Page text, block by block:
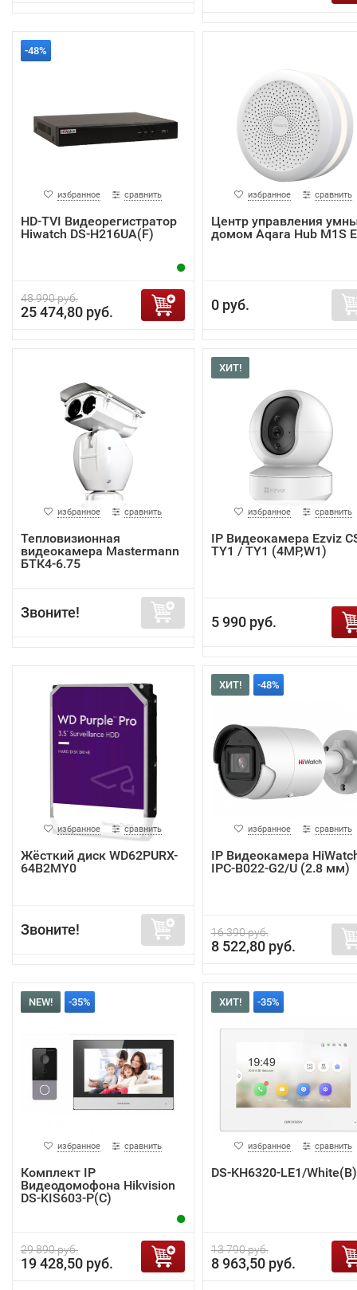
-48%
избранное сравнить
HD-TVI Видеорегистратор
Hiwatch DS-H216UA(F)
48 990 руб.
25 474,80 руб.
избранное сравнить
Центр управления
домом Aqara Hub M1S
0 руб.
избранное сравнить
Тепловизионная
видеокамера Mastermann
БТК4-6.75
Звоните!
ХИТ!
избранное сравнить
IP Видеокамера Ezviz
TY1 / TY1 (4MP,W1)
5 990 руб.
избранное сравнить
Жёсткий диск WD62PURX-
64B2MY0
Звоните!
ХИТ! -48%
избранное сравнить
IP Видеокамера
IPC-B022-G2/U (2.8 мм)
16 390 руб.
8 522,80 руб.
NEW! -35%
избранное сравнить
Комплект IP
Видеодомофона Hikvision
DS-KIS603-P(C)
29 890 руб.
19 428,50 руб.
ХИТ! -35%
избранное сравнить
DS-KH6320-LE1/White(B)
13 790 руб.
8 963,50 руб.